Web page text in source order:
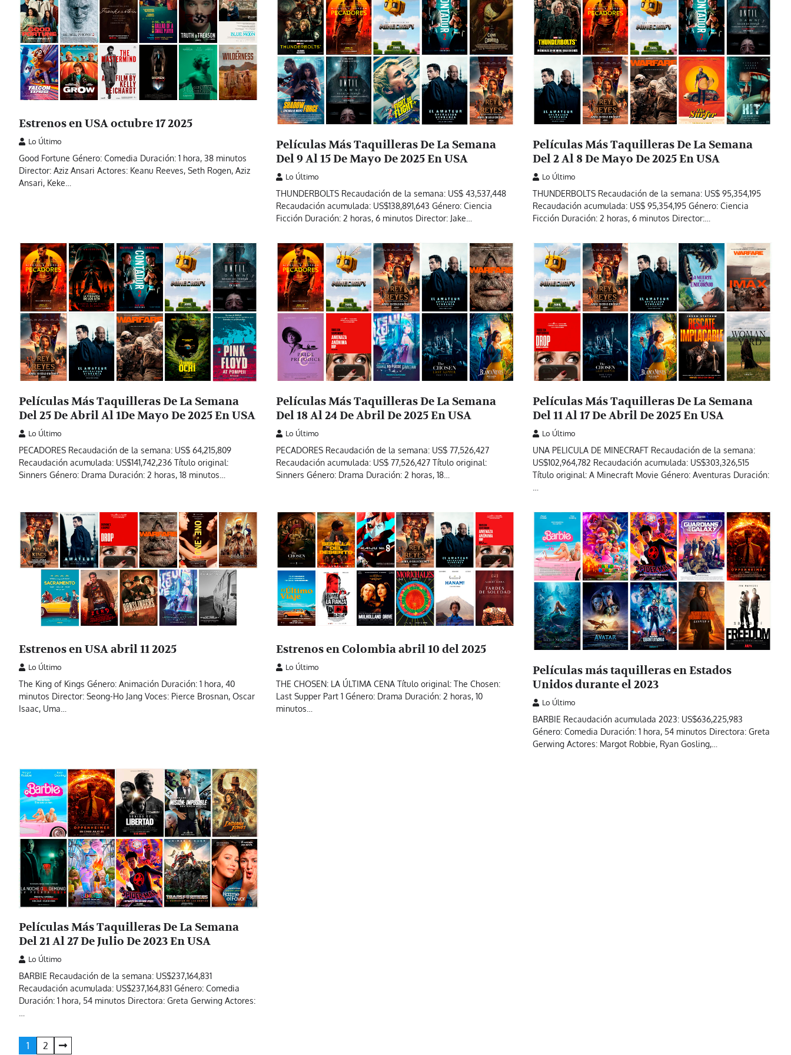
Estrenos en USA octubre 17 2025
Lo Último
Good Fortune Género: Comedia Duración: 1 hora, 38 minutos
Director: Aziz Ansari Actores: Keanu Reeves, Seth Rogen, Aziz
Ansari, Keke…
Películas Más Taquilleras De La Semana
Del 9 Al 15 De Mayo De 2025 En USA
Lo Último
THUNDERBOLTS Recaudación de la semana: US$ 43,537,448
Recaudación acumulada: US$138,891,643 Género: Ciencia
Ficción Duración: 2 horas, 6 minutos Director: Jake…
Películas Más Taquilleras De La Semana
Del 2 Al 8 De Mayo De 2025 En USA
Lo Último
THUNDERBOLTS Recaudación de la semana: US$ 95,354,195
Recaudación acumulada: US$ 95,354,195 Género: Ciencia
Ficción Duración: 2 horas, 6 minutos Director:…
Películas Más Taquilleras De La Semana
Del 25 De Abril Al 1De Mayo De 2025 En USA
Lo Último
PECADORES Recaudación de la semana: US$ 64,215,809
Recaudación acumulada: US$141,742,236 Título original:
Sinners Género: Drama Duración: 2 horas, 18 minutos…
Películas Más Taquilleras De La Semana
Del 18 Al 24 De Abril De 2025 En USA
Lo Último
PECADORES Recaudación de la semana: US$ 77,526,427
Recaudación acumulada: US$ 77,526,427 Título original:
Sinners Género: Drama Duración: 2 horas, 18…
Películas Más Taquilleras De La Semana
Del 11 Al 17 De Abril De 2025 En USA
Lo Último
UNA PELICULA DE MINECRAFT Recaudación de la semana:
US$102,964,782 Recaudación acumulada: US$303,326,515
Título original: A Minecraft Movie Género: Aventuras Duración:
Estrenos en USA abril 11 2025
Lo Último
The King of Kings Género: Animación Duración: 1 hora, 40
minutos Director: Seong-Ho Jang Voces: Pierce Brosnan, Oscar
Isaac, Uma…
Estrenos en Colombia abril 10 del 2025
Lo Último
THE CHOSEN: LA ÚLTIMA CENA Título original: The Chosen:
Last Supper Part 1 Género: Drama Duración: 2 horas, 10
minutos…
Películas más taquilleras en Estados
Unidos durante el 2023
Lo Último
BARBIE Recaudación acumulada 2023: US$636,225,983
Género: Comedia Duración: 1 hora, 54 minutos Directora: Greta
Gerwing Actores: Margot Robbie, Ryan Gosling,…
Películas Más Taquilleras De La Semana
Del 21 Al 27 De Julio De 2023 En USA
Lo Último
BARBIE Recaudación de la semana: US$237,164,831
Recaudación acumulada: US$237,164,831 Género: Comedia
Duración: 1 hora, 54 minutos Directora: Greta Gerwing Actores:
Paginación
1 2